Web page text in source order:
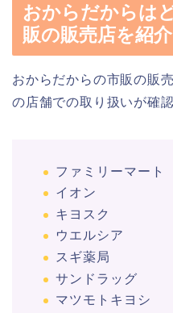
おからだからは
販の販売店を紹介
おからだからの市販の販
の店舗での取り扱いが確
ファミリーマート
イオン
キヨスク
ウエルシア
スギ薬局
サンドラッグ
マツモトキヨシ